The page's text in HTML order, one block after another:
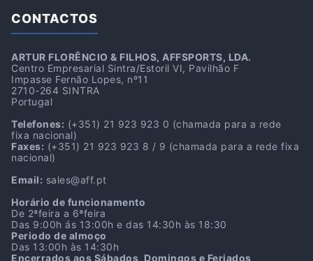
CONTACTOS
ARTUR FLORÊNCIO & FILHOS, AFFSPORTS, LDA.
Centro Empresarial Sintra/Estoril VI, Pavilhão F
Impasse Fernão Lopes, nº11
2710-264 SINTRA
Portugal
Telefones: (+351) 21 923 923 0 (chamada para a rede
fixa nacional)
Faxes: (+351) 21 923 923 8 / 9 (chamada para a rede fixa
nacional)
Email: sales@aff.pt
Horário de funcionamento
De 2ªfeira a 6ªfeira
Das 9:00h ás 13:00h e das 14:30h às 18:30
Periodo de almoço
Das 13:00h às 14:30h
Encerrados aos Sábados, Domingos e Feriados